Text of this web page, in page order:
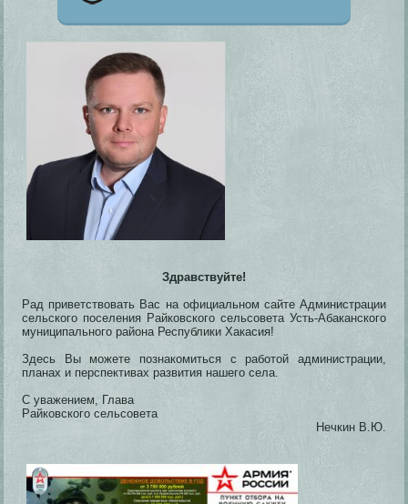
Здравствуйте!
Рад приветствовать Вас на официальном сайте Администрации
сельского поселения Райковского сельсовета Усть-Абаканского
муниципального района Республики Хакасия!
Здесь Вы можете познакомиться с работой администрации,
планах и перспективах развития нашего села.
С уважением, Глава
Райковского сельсовета
Нечкин В.Ю.